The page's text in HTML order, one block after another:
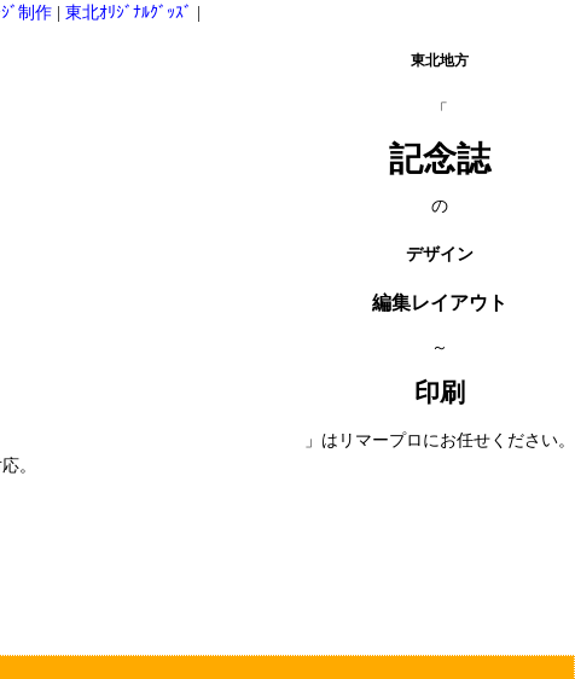
ﾞ制作 東北ｵﾘｼﾞﾅﾙｸﾞｯｽﾞ
東北地方
「
記念誌
の
デザイン
編集レイアウト
～
印刷
」はリマープロにお任せください。
。